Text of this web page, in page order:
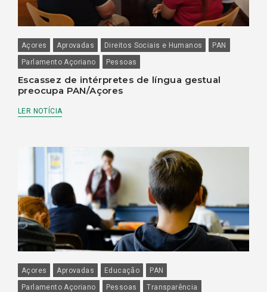
Açores Aprovadas Direitos Sociais e Humanos
PAN
Parlamento Açoriano
Pessoas
Escassez de intérpretes de língua gestual
preocupa PAN/Açores
LER NOTÍCIA
Açores Aprovadas Educação
PAN
Parlamento Açoriano
Pessoas Transparência